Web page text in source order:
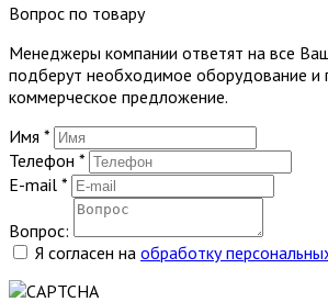
Вопрос по товару
Менеджеры компании ответят на все
подберут необходимое оборудование и
коммерческое предложение.
Имя *
Телефон *
E-mail *
Вопрос:
Я согласен на обработку